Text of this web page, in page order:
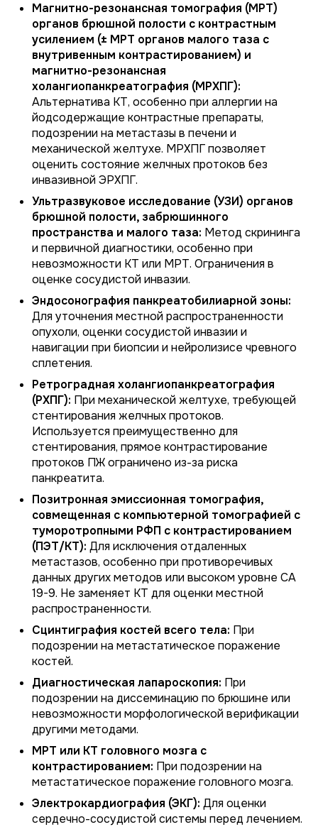
Магнитно-резонансная томография (МРТ)
органов брюшной полости с контрастным
усилением (± МРТ органов малого таза с
внутривенным контрастированием) и
магнитно-резонансная
холангиопанкреатография (МРХПГ):
Альтернатива КТ, особенно при аллергии на
йодсодержащие контрастные препараты,
подозрении на метастазы в печени и
механической желтухе. МРХПГ позволяет
оценить состояние желчных протоков без
инвазивной ЭРХПГ.
Ультразвуковое исследование (УЗИ) органов
брюшной полости, забрюшинного
пространства и малого таза: Метод скрининга
и первичной диагностики, особенно при
невозможности КТ или МРТ. Ограничения в
оценке сосудистой инвазии.
Эндосонография панкреатобилиарной зоны:
Для уточнения местной распространенности
опухоли, оценки сосудистой инвазии и
навигации при биопсии и нейролизисе чревного
сплетения.
Ретроградная холангиопанкреатография
(РХПГ): При механической желтухе, требующей
стентирования желчных протоков.
Используется преимущественно для
стентирования, прямое контрастирование
протоков ПЖ ограничено из-за риска
панкреатита.
Позитронная эмиссионная томография,
совмещенная с компьютерной томографией с
туморотропными РФП с контрастированием
(ПЭТ/КТ): Для исключения отдаленных
метастазов, особенно при противоречивых
данных других методов или высоком уровне СА
19-9. Не заменяет КТ для оценки местной
распространенности.
Сцинтиграфия костей всего тела: При
подозрении на метастатическое поражение
костей.
Диагностическая лапароскопия: При
подозрении на диссеминацию по брюшине или
невозможности морфологической верификации
другими методами.
МРТ или КТ головного мозга с
контрастированием: При подозрении на
метастатическое поражение головного мозга.
Электрокардиография (ЭКГ): Для оценки
сердечно-сосудистой системы перед лечением.